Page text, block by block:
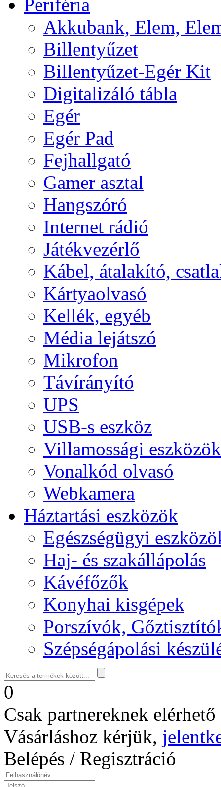
Periféria
Akkubank, Elem,
Billentyűzet
Billentyűzet-Egér Kit
Digitalizáló tábla
Egér
Egér Pad
Fejhallgató
Gamer asztal
Hangszóró
Internet rádió
Játékvezérlő
Kábel, átalakító,
Kártyaolvasó
Kellék, egyéb
Média lejátszó
Mikrofon
Távírányító
UPS
USB-s eszköz
Villamossági eszközök
Vonalkód olvasó
Webkamera
Háztartási eszközök
Egészségügyi
Haj- és szakállápolás
Kávéfőzők
Konyhai kisgépek
Porszívók,
Szépségápolási
0
Csak partnereknek
Vásárláshoz kérjük,
Belépés / Regisztráció